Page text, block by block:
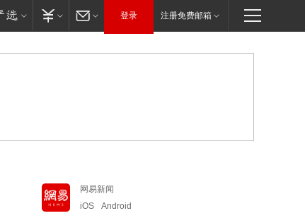
登录 注册免费邮箱
网易新闻
iOS
Android